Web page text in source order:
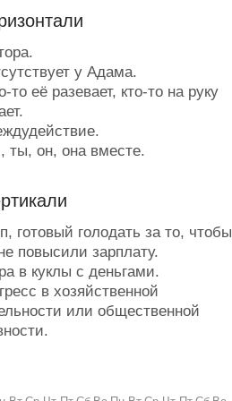
у Адама.
то её разевает, кто-то на руку
ты, он, она вместе.
азарта.
в клеточку.
подсолнечника.
верёвка.
спуск.
страдающий
хитрости.
готовый голодать за то, чтобы
повысили зарплату.
в куклы с деньгами.
в хозяйственной
или общественной